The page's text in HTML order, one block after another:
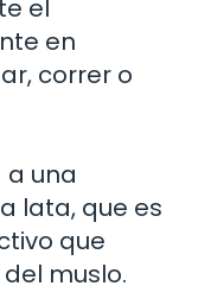
el
en
correr o
a una
lata, que es
que
muslo.